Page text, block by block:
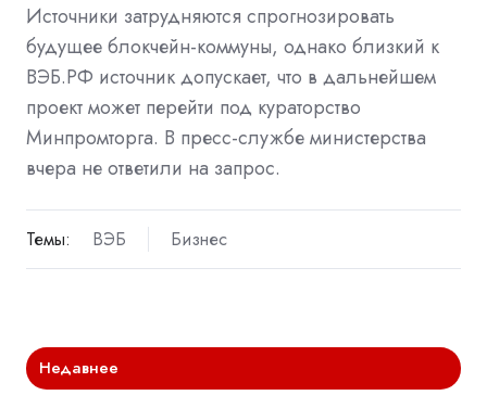
Источники затрудняются спрогнозировать
будущее блокчейн-коммуны, однако близкий к
ВЭБ.РФ источник допускает, что в дальнейшем
проект может перейти под кураторство
Минпромторга. В пресс-службе министерства
вчера не ответили на запрос.
Темы: ВЭБ Бизнес
Недавнее